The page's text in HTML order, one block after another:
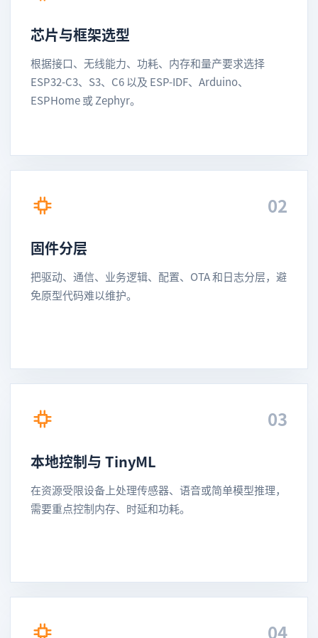
芯片与框架选型
根据接口、无线能力、功耗、内存和量产要求选择
ESP32-C3、S3、C6 以及 ESP-IDF、Arduino、
ESPHome 或 Zephyr。
02
固件分层
把驱动、通信、业务逻辑、配置、OTA 和日志分层，避
免原型代码难以维护。
03
本地控制与 TinyML
在资源受限设备上处理传感器、语音或简单模型推理，
需要重点控制内存、时延和功耗。
04